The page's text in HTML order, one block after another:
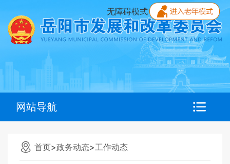
无障碍模式
网站导航
首页>政务动态>工作动态